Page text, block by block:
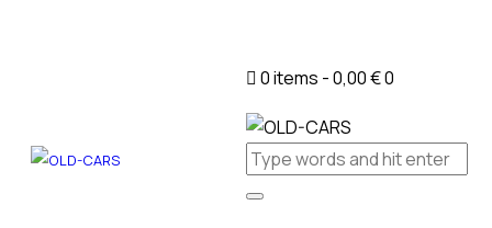
0 items -0,00 €0